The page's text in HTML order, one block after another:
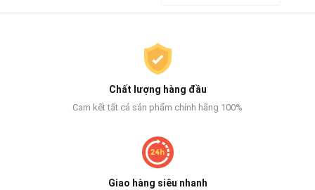
Chất lượng hàng đầu
Cam kết tất cả sản phẩm chính hãng 100%
Giao hàng siêu nhanh